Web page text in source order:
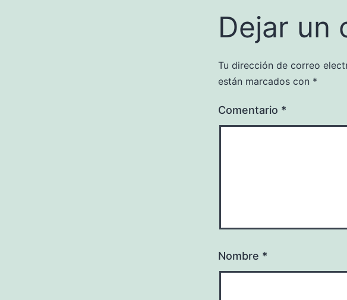
Dejar un
Tu dirección de correo
están marcados con *
Comentario *
Nombre *